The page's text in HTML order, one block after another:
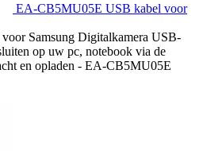
EA-CB5MU05E USB kabel voor
Samsung Digitalkamera USB-
op uw pc, notebook via de
en opladen - EA-CB5MU05E